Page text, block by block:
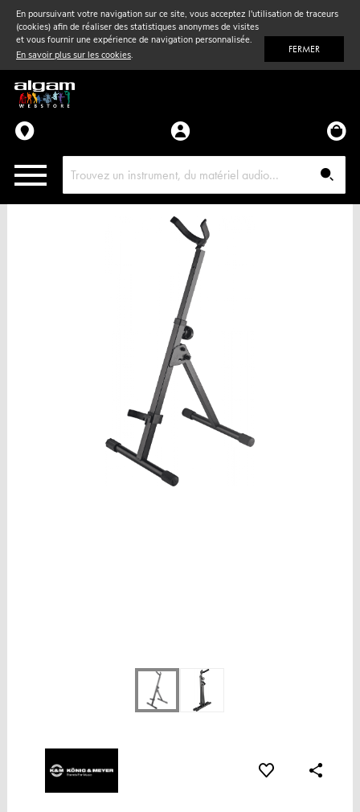
En poursuivant votre navigation sur ce site, vous acceptez l'utilisation de traceurs
(cookies) afin de réaliser des statistiques anonymes de visites
et vous fournir une expérience de navigation personnalisée.
En savoir plus sur les cookies. FERMER
Vent& Violon
Accessoires
Pièces détachées